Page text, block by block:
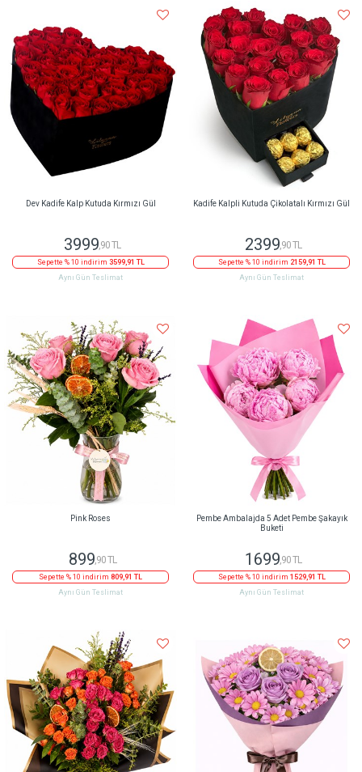
Dev Kadife Kalp Kutuda Kırmızı Gül
3999,90 TL
Sepette % 10 indirim 3599,91 TL
Aynı Gün Teslimat
Kadife Kalpli Kutuda Çikolatalı Kırmızı Gül
2399,90 TL
Sepette % 10 indirim 2159,91 TL
Aynı Gün Teslimat
Pink Roses
899,90 TL
Sepette % 10 indirim 809,91 TL
Aynı Gün Teslimat
Pembe Ambalajda 5 Adet Pembe Şakayık
Buketi
1699 ,90 TL
Sepette % 10 indirim 1529,91 TL
Aynı Gün Teslimat